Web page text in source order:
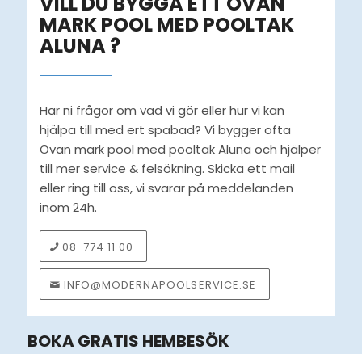
MARK POOL MED POOLTAK
ALUNA ?
Har ni frågor om vad vi gör eller hur vi kan
hjälpa till med ert spabad? Vi bygger ofta
Ovan mark pool med pooltak Aluna och hjälper
till mer service & felsökning. Skicka ett mail
eller ring till oss, vi svarar på meddelanden
inom 24h.
08-774 11 00
INFO@MODERNAPOOLSERVICE.SE
BOKA GRATIS HEMBESÖK